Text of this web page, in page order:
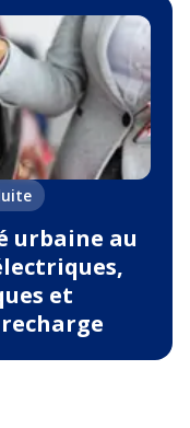
urbaine au
et